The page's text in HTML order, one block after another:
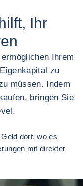
Ihr
Ihrem
zu
müssen. Indem
bringen Sie
dort, wo es
mit direkter